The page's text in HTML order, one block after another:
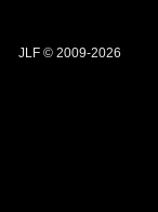
JLF © 2009-2026